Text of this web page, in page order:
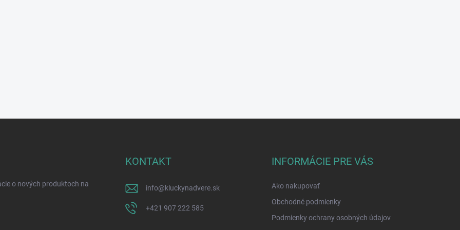
o nových produktoch na
KONTAKT
info@kluckynadvere.sk
+421 907 222 585
INFORMÁCIE PRE VÁS
Ako nakupovať
Obchodné podmienky
Podmienky ochrany osobných údajov